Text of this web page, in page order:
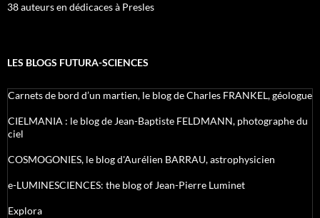
38 auteurs en dédicaces à Presles
LES BLOGS FUTURA-SCIENCES
Carnets de bord d’un martien, le blog de Charles FRANKEL, géologue
CIELMANIA : le blog de Jean-Baptiste FELDMANN, photographe du
ciel
COSMOGONIES, le blog d'Aurélien BARRAU, astrophysicien
e-LUMINESCIENCES: the blog of Jean-Pierre Luminet
Explora